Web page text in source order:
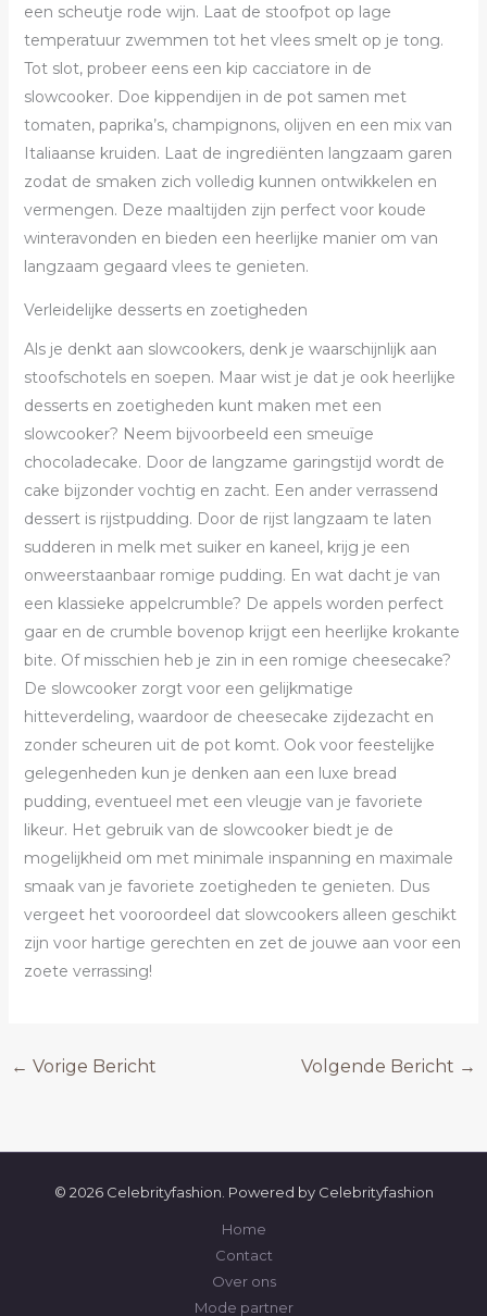
een scheutje rode wijn. Laat de stoofpot op lage
temperatuur zwemmen tot het vlees smelt op je tong.
Tot slot, probeer eens een kip cacciatore in de
slowcooker. Doe kippendijen in de pot samen met
tomaten, paprika’s, champignons, olijven en een mix van
Italiaanse kruiden. Laat de ingrediënten langzaam garen
zodat de smaken zich volledig kunnen ontwikkelen en
vermengen. Deze maaltijden zijn perfect voor koude
winteravonden en bieden een heerlijke manier om van
langzaam gegaard vlees te genieten.
Verleidelijke desserts en zoetigheden
Als je denkt aan slowcookers, denk je waarschijnlijk aan
stoofschotels en soepen. Maar wist je dat je ook heerlijke
desserts en zoetigheden kunt maken met een
slowcooker? Neem bijvoorbeeld een smeuïge
chocoladecake. Door de langzame garingstijd wordt de
cake bijzonder vochtig en zacht. Een ander verrassend
dessert is rijstpudding. Door de rijst langzaam te laten
sudderen in melk met suiker en kaneel, krijg je een
onweerstaanbaar romige pudding. En wat dacht je van
een klassieke appelcrumble? De appels worden perfect
gaar en de crumble bovenop krijgt een heerlijke krokante
bite. Of misschien heb je zin in een romige cheesecake?
De slowcooker zorgt voor een gelijkmatige
hitteverdeling, waardoor de cheesecake zijdezacht en
zonder scheuren uit de pot komt. Ook voor feestelijke
gelegenheden kun je denken aan een luxe bread
pudding, eventueel met een vleugje van je favoriete
likeur. Het gebruik van de slowcooker biedt je de
mogelijkheid om met minimale inspanning en maximale
smaak van je favoriete zoetigheden te genieten. Dus
vergeet het vooroordeel dat slowcookers alleen geschikt
zijn voor hartige gerechten en zet de jouwe aan voor een
zoete verrassing!
← Vorige Bericht Volgende Bericht →
© 2026 Celebrityfashion. Powered by Celebrityfashion
Home
Contact
Over ons
Mode partner